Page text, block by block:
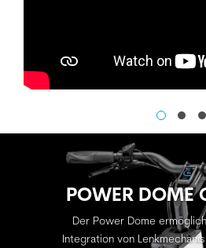
POWER DOME
Der Power Dome
Integration von